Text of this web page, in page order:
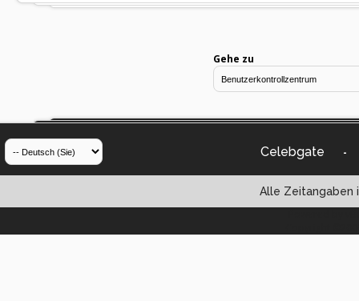
Gehe zu
Celebgate -
Alle Zeitangaben